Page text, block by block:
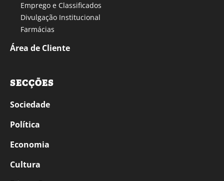
Emprego e Classificados
Divulgação Institucional
Farmácias
Área de Cliente
SECÇÕES
Sociedade
Política
Economia
Cultura